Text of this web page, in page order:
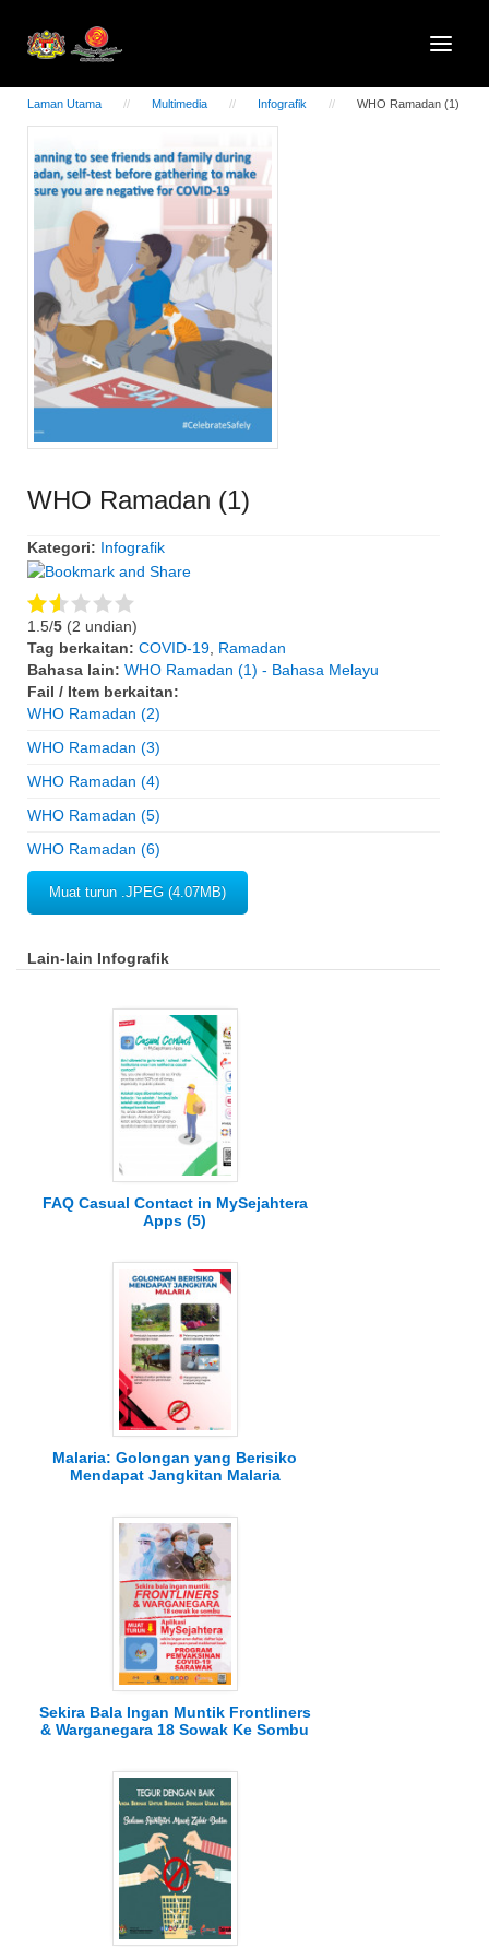
Laman Utama Multimedia Infografik WHO Ramadan (1)
WHO Ramadan (1)
Kategori: Infografik
1.5/5 (2 undian)
Tag berkaitan: COVID-19 Ramadan
Bahasa lain: WHO Ramadan (1) - Bahasa Melayu
Fail / Item berkaitan:
WHO Ramadan (2)
WHO Ramadan (3)
WHO Ramadan (4)
WHO Ramadan (5)
WHO Ramadan (6)
Muat turun .JPEG (4.07MB)
Lain-lain Infografik
FAQ Casual Contact in MySejahtera
Apps (5)
Malaria: Golongan yang Berisiko
Mendapat Jangkitan Malaria
Sekira Bala Ingan Muntik Frontliners
& Warganegara 18 Sowak Ke Sombu